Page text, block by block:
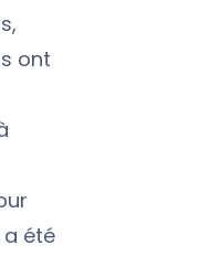
ont
a été